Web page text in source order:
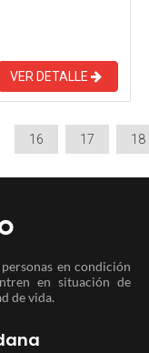
VER DETALLE
16 17 18
en condición
en situación de
de vida.